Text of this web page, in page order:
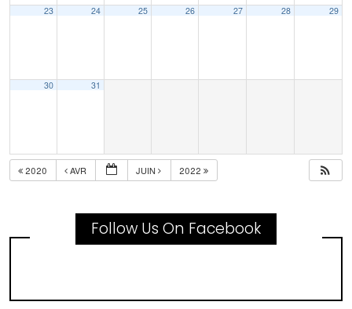
23 24 25 26 27 28 29
30 31
2020 AVR JUIN 2022
Follow Us On Facebook